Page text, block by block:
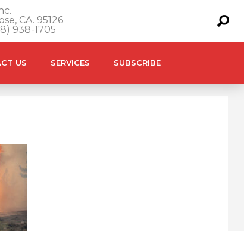
CA. 95126
938-1705
US SERVICES SUBSCRIBE